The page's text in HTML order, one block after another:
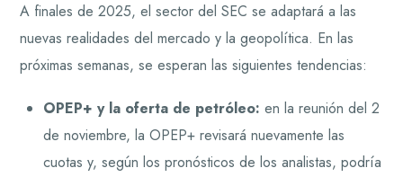
A finales de 2025, el sector del SEC se adaptará a las
nuevas realidades del mercado y la geopolítica. En las
próximas semanas, se esperan las siguientes tendencias:
OPEP+ y la oferta de petróleo: en la reunión del 2
de noviembre, la OPEP+ revisará nuevamente las
cuotas y, según los pronósticos de los analistas, podría